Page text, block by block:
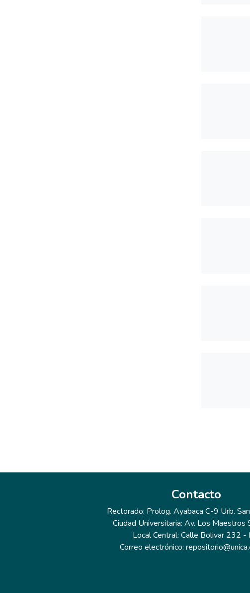
Contacto
Rectorado: Prolog. Ayabaca C-9 Urb.
Ciudad Universitaria: Av. Los Maestros
Local Central: Calle Bolivar 232 -
Correo electrónico: